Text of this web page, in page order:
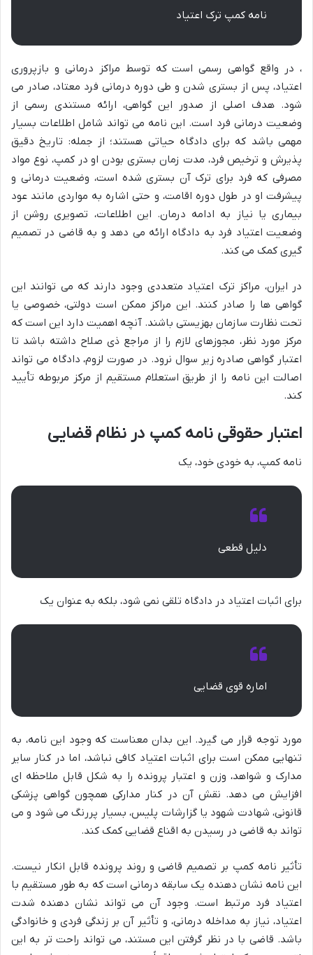
نامه کمپ ترک اعتیاد
، در واقع گواهی رسمی است که توسط مراکز درمانی و بازپروری
اعتیاد، پس از بستری شدن و طی دوره درمانی فرد معتاد، صادر می
شود. هدف اصلی از صدور این گواهی، ارائه مستندی رسمی از
وضعیت درمانی فرد است. این نامه می تواند شامل اطلاعات بسیار
مهمی باشد که برای دادگاه حیاتی هستند؛ از جمله: تاریخ دقیق
پذیرش و ترخیص فرد، مدت زمان بستری بودن او در کمپ، نوع مواد
مصرفی که فرد برای ترک آن بستری شده است، وضعیت درمانی و
پیشرفت او در طول دوره اقامت، و حتی اشاره به مواردی مانند عود
بیماری یا نیاز به ادامه درمان. این اطلاعات، تصویری روشن از
وضعیت اعتیاد فرد به دادگاه ارائه می دهد و به قاضی در تصمیم
گیری کمک می کند.
در ایران، مراکز ترک اعتیاد متعددی وجود دارند که می توانند این
گواهی ها را صادر کنند. این مراکز ممکن است دولتی، خصوصی یا
تحت نظارت سازمان بهزیستی باشند. آنچه اهمیت دارد این است که
مرکز مورد نظر، مجوزهای لازم را از مراجع ذی صلاح داشته باشد تا
اعتبار گواهی صادره زیر سوال نرود. در صورت لزوم، دادگاه می تواند
اصالت این نامه را از طریق استعلام مستقیم از مرکز مربوطه تأیید
کند.
اعتبار حقوقی نامه کمپ در نظام قضایی
نامه کمپ، به خودی خود، یک
دلیل قطعی
برای اثبات اعتیاد در دادگاه تلقی نمی شود، بلکه به عنوان یک
اماره قوی قضایی
مورد توجه قرار می گیرد. این بدان معناست که وجود این نامه، به
تنهایی ممکن است برای اثبات اعتیاد کافی نباشد، اما در کنار سایر
مدارک و شواهد، وزن و اعتبار پرونده را به شکل قابل ملاحظه ای
افزایش می دهد. نقش آن در کنار مدارکی همچون گواهی پزشکی
قانونی، شهادت شهود یا گزارشات پلیس، بسیار پررنگ می شود و می
تواند به قاضی در رسیدن به اقناع قضایی کمک کند.
تأثیر نامه کمپ بر تصمیم قاضی و روند پرونده قابل انکار نیست.
این نامه نشان دهنده یک سابقه درمانی است که به طور مستقیم با
اعتیاد فرد مرتبط است. وجود آن می تواند نشان دهنده شدت
اعتیاد، نیاز به مداخله درمانی، و تأثیر آن بر زندگی فردی و خانوادگی
باشد. قاضی با در نظر گرفتن این مستند، می تواند راحت تر به این